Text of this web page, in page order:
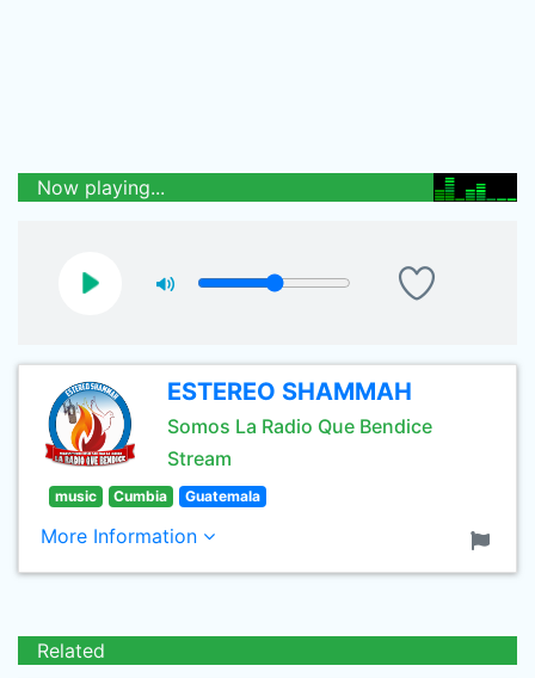
Now playing...
ESTEREO SHAMMAH
Somos La Radio Que Bendice
Stream
music Cumbia Guatemala
More Information
Related